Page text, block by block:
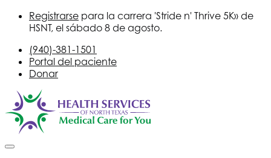
Registrarse para la carrera 'Stride n' Thrive 5K» de
HSNT, el sábado 8 de agosto.
(940)-381-1501
Portal del paciente
Donar